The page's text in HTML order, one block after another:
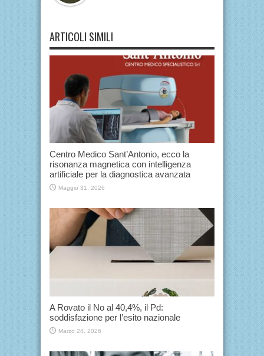
ARTICOLI SIMILI
Centro Medico Sant’Antonio, ecco la
risonanza magnetica con intelligenza
artificiale per la diagnostica avanzata
Maggio 31, 2026
A Rovato il No al 40,4%, il Pd:
soddisfazione per l’esito nazionale
Marzo 24, 2026